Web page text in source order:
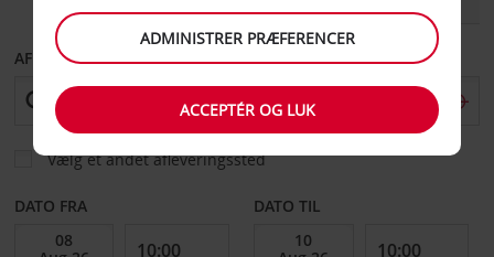
AFHENT FRA
Vælg et andet afleveringssted
DATO FRA DATO TIL
ADMINISTRER PRÆFERENCER
ACCEPTÉR OG LUK